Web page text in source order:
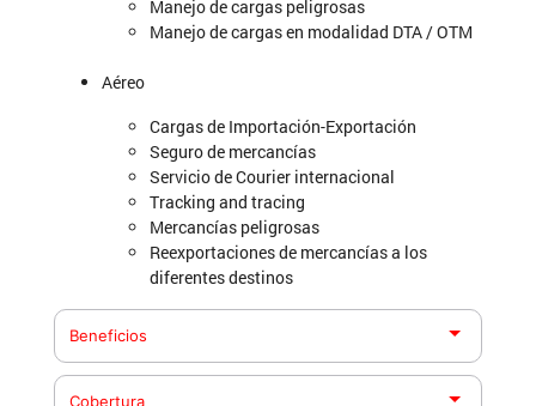
Manejo de cargas peligrosas
Manejo de cargas en modalidad DTA / OTM
Aéreo
Cargas de Importación-Exportación
Seguro de mercancías
Servicio de Courier internacional
Tracking and tracing
Mercancías peligrosas
Reexportaciones de mercancías a los
diferentes destinos
Beneficios
Cobertura